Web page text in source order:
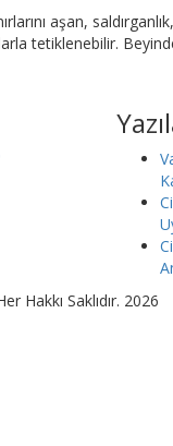
aşan,
tetiklenebilir.
Hakkı Saklıdır. 2026